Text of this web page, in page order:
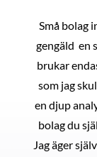
Små bolag
gengäld en
brukar
som jag
en djup
bolag du
Jag äger